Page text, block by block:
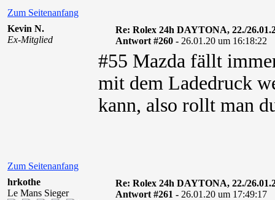
Zum Seitenanfang
Kevin N.
Ex-Mitglied
Re: Rolex 24h DAYTONA, 22./
Antwort #260 - 26.01.20 um 16:18:22
#55 Mazda fällt
mit dem Ladedruck
kann, also rollt man
Zum Seitenanfang
hrkothe
Le Mans Sieger
Re: Rolex 24h DAYTONA, 22./
Antwort #261 - 26.01.20 um 17:49:17